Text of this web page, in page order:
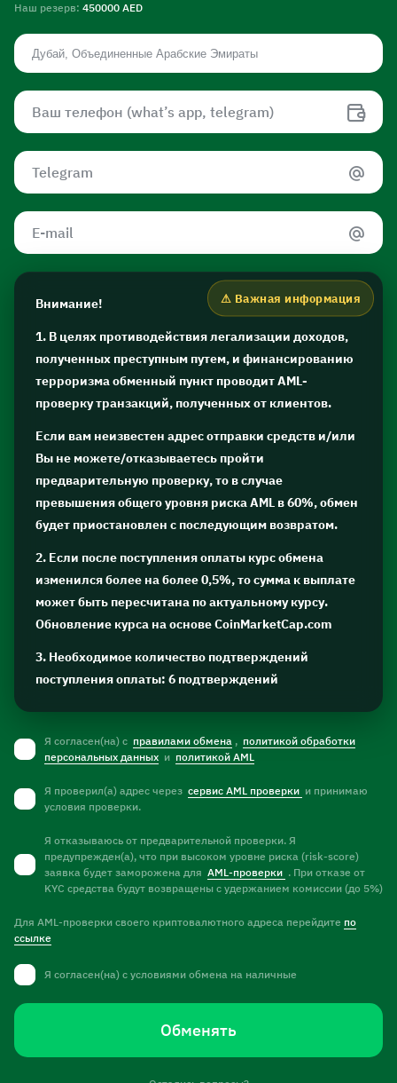
Наш резерв: 450000 AED
Внимание!
1. В целях противодействия легализации доходов,
полученных преступным путем, и финансированию
терроризма обменный пункт проводит AML-
проверку транзакций, полученных от клиентов.
Если вам неизвестен адрес отправки средств и/или
Вы не можете/отказываетесь пройти
предварительную проверку, то в случае
превышения общего уровня риска AML в 60%, обмен
будет приостановлен с последующим возвратом.
2. Если после поступления оплаты курс обмена
изменился более на более 0,5%, то сумма к выплате
может быть пересчитана по актуальному курсу.
Обновление курса на основе CoinMarketCap.com
3. Необходимое количество подтверждений
поступления оплаты: 6 подтверждений
Я согласен(на) с правилами обмена , политикой обработки
персональных данных и политикой AML
Я проверил(а) адрес через сервис AML проверки и принимаю
условия проверки.
Я отказываюсь от предварительной проверки. Я
предупрежден(а), что при высоком уровне риска (risk-score)
заявка будет заморожена для AML-проверки . При отказе от
KYC средства будут возвращены с удержанием комиссии (до 5%)
Для AML-проверки своего криптовалютного адреса перейдите по
ссылке
Я согласен(на) с условиями обмена на наличные
Обменять